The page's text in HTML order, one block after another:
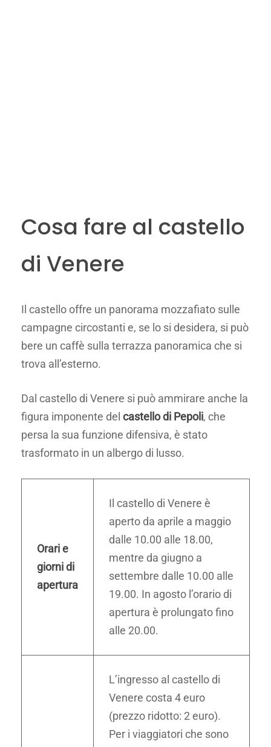
Cosa fare al castello
di Venere
Il castello offre un panorama mozzafiato sulle
campagne circostanti e, se lo si desidera, si può
bere un caffè sulla terrazza panoramica che si
trova all’esterno.
Dal castello di Venere si può ammirare anche la
figura imponente del castello di Pepoli, che
persa la sua funzione difensiva, è stato
trasformato in un albergo di lusso.
Orari e
giorni di
apertura
Il castello di Venere è
aperto da aprile a maggio
dalle 10.00 alle 18.00,
mentre da giugno a
settembre dalle 10.00 alle
19.00. In agosto l’orario di
apertura è prolungato fino
alle 20.00.
L’ingresso al castello di
Venere costa 4 euro
(prezzo ridotto: 2 euro).
Per i viaggiatori che sono